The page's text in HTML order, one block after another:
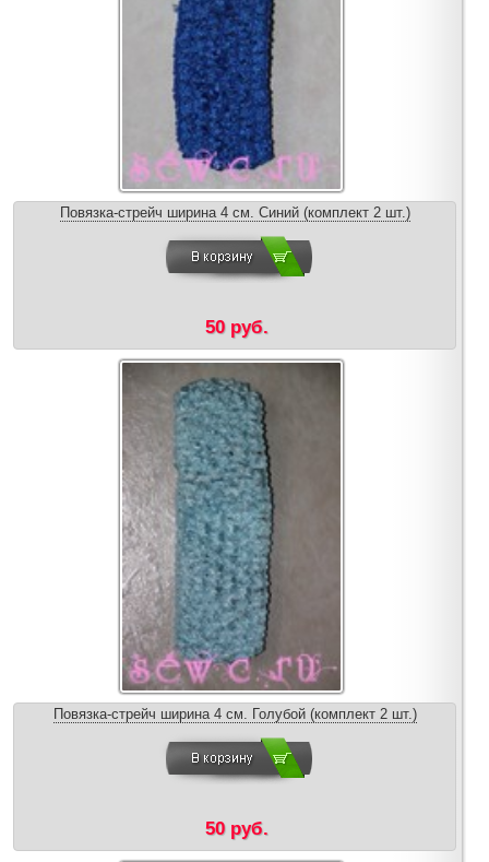
Повязка-стрейч ширина 4 см. Синий (комплект 2 шт.)
50 руб.
Повязка-стрейч ширина 4 см. Голубой (комплект 2 шт.)
50 руб.